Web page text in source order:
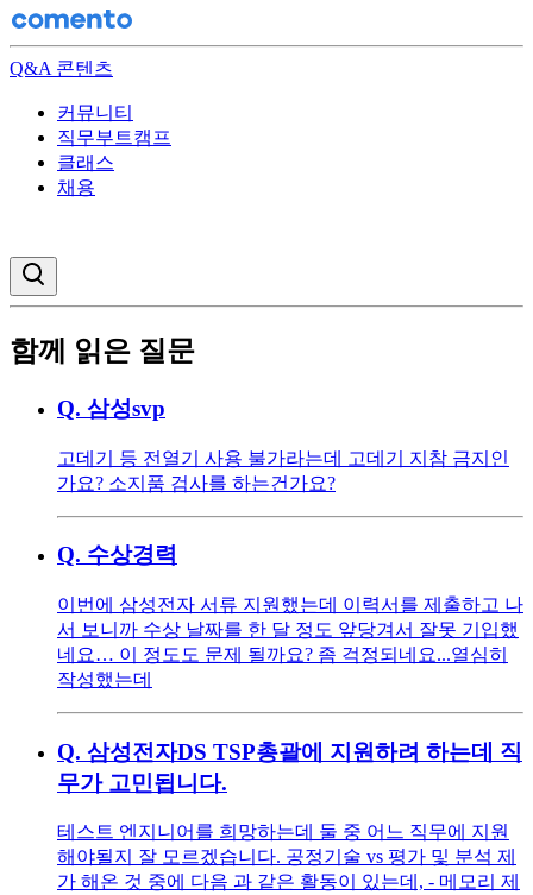
Q&A 콘텐츠
커뮤니티
직무부트캠프
클래스
채용
함께 읽은 질문
Q. 삼성svp
고데기 등 전열기 사용 불가라는데 고데기 지참 금지인
가요? 소지품 검사를 하는건가요?
Q. 수상경력
이번에 삼성전자 서류 지원했는데 이력서를 제출하고 나
서 보니까 수상 날짜를 한 달 정도 앞당겨서 잘못 기입했
네요… 이 정도도 문제 될까요? 좀 걱정되네요...열심히
작성했는데
Q. 삼성전자DS TSP총괄에 지원하려 하는데 직
무가 고민됩니다.
테스트 엔지니어를 희망하는데 둘 중 어느 직무에 지원
해야될지 잘 모르겠습니다. 공정기술 vs 평가 및 분석 제
가 해온 것 중에 다음 과 같은 활동이 있는데, - 메모리 제